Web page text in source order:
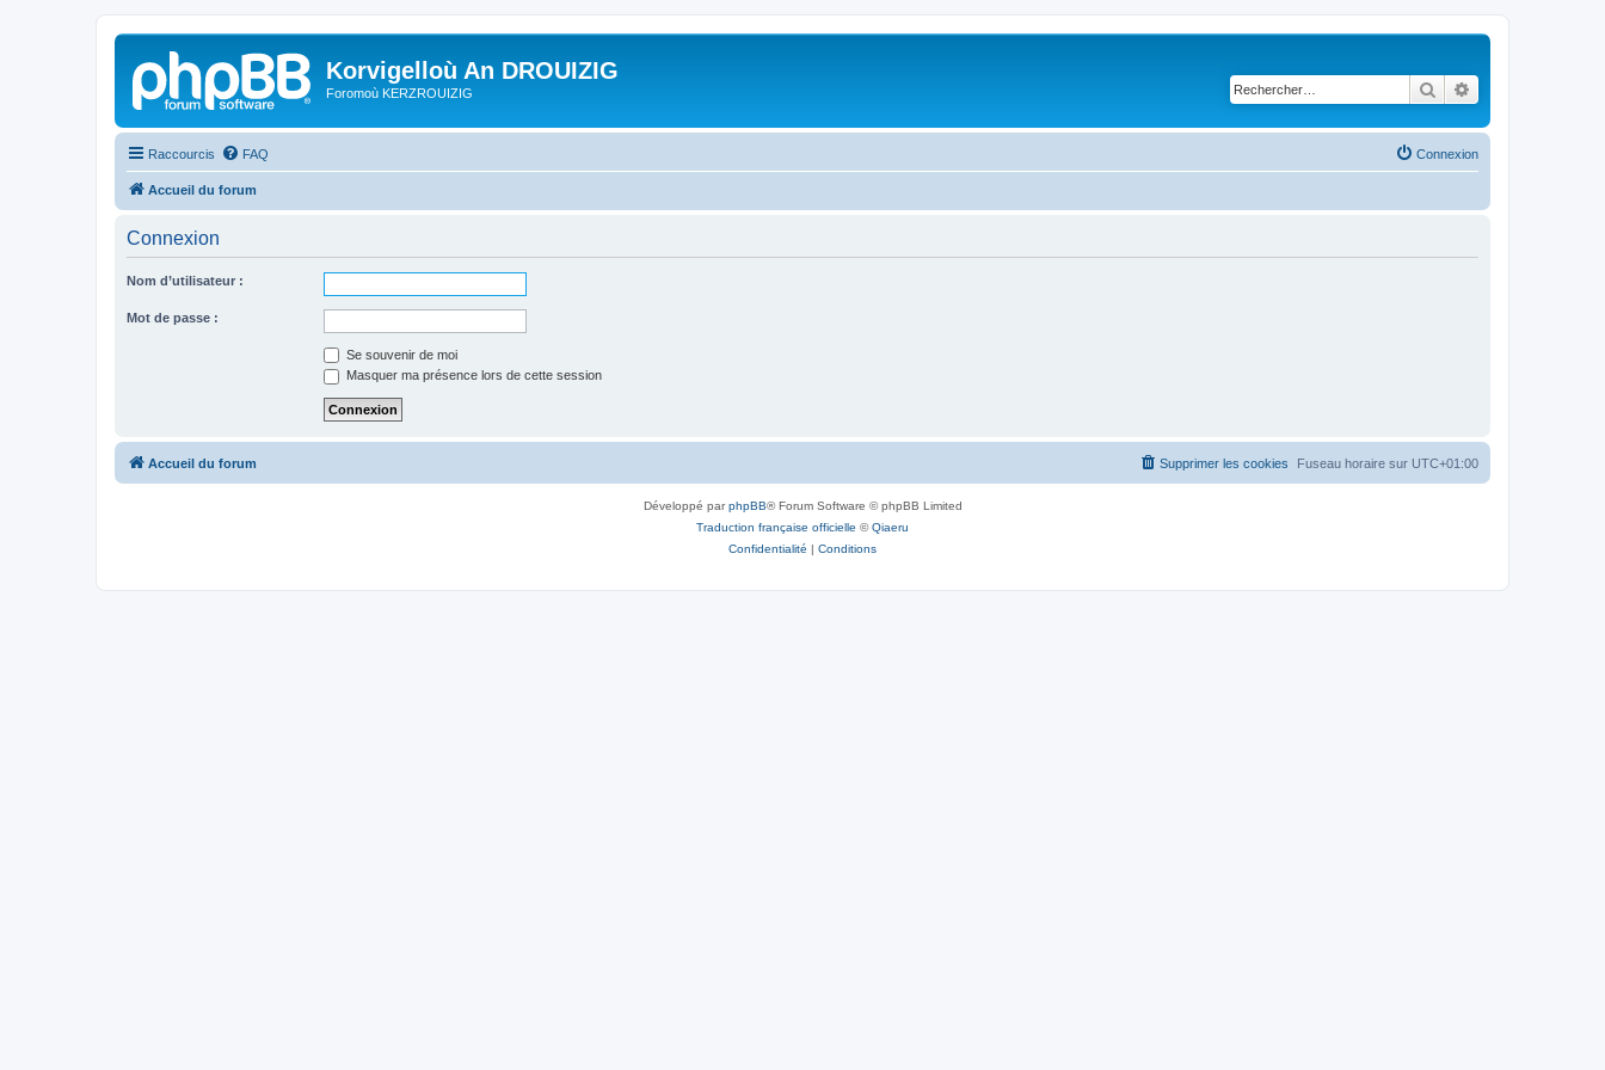
Korvigelloù An DROUIZIG
Foromoù KERZROUIZIG Rechercher
Raccourcis FAQ Connexion
Accueil du forum
Connexion
Nom d’utilisateur :
Mot de passe :
Se souvenir de moi
Masquer ma présence lors de cette session
Accueil du forum Fuseau horaire sur UTC+01:00
Supprimer les cookies
Développé parphpBB® Forum Software © phpBB Limited
Traduction française officielle ©Qiaeru
Confidentialité | Conditions